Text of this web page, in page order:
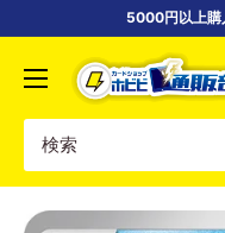
5000円以上購
【ポ
ケ
専
門